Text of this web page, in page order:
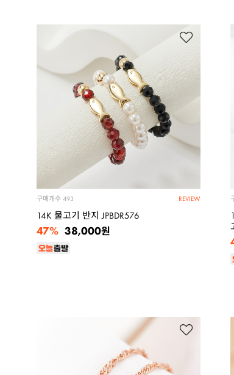
REVIEW
구매개수 493
14K 물고기 반지 JPBDR576
38,000원
47%